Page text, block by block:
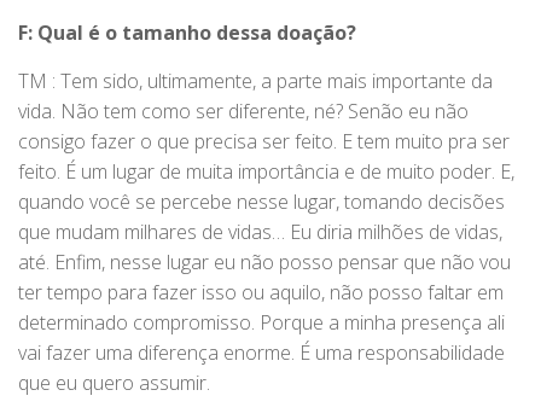
F: Qual é o tamanho dessa doação?
TM : Tem sido, ultimamente, a parte mais importante da
vida. Não tem como ser diferente, né? Senão eu não
consigo fazer o que precisa ser feito. E tem muito pra ser
feito. É um lugar de muita importância e de muito poder. E,
quando você se percebe nesse lugar, tomando decisões
que mudam milhares de vidas… Eu diria milhões de vidas,
até. Enfim, nesse lugar eu não posso pensar que não vou
ter tempo para fazer isso ou aquilo, não posso faltar em
determinado compromisso. Porque a minha presença ali
vai fazer uma diferença enorme. É uma responsabilidade
que eu quero assumir.